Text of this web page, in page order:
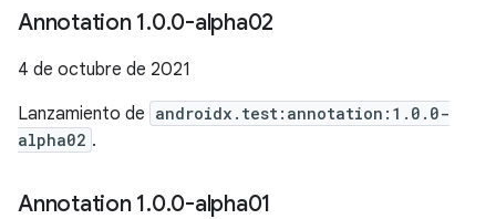
Annotation 1.0.0-alpha02
4 de octubre de 2021
Lanzamiento de androidx.test:annotation:1.0.0-
alpha02 .
Annotation 1.0.0-alpha01